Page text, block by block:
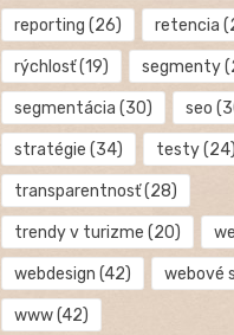
reporting (26) retencia
rýchlosť(19) segmenty
segmentácia (30) seo
stratégie (34) testy(24)
transparentnosť(28)
trendy v turizme (20)
webdesign (42) webové
www(42)